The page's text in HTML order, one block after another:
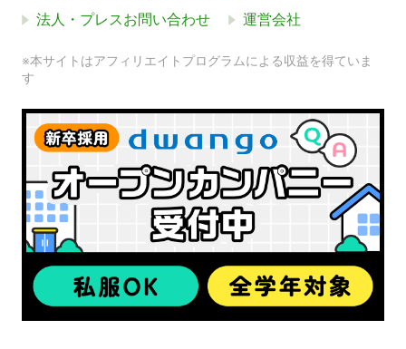
法人・プレスお問い合わせ 運営会社
※本サイトはアフィリエイトプログラムによる収益を得ていま
す